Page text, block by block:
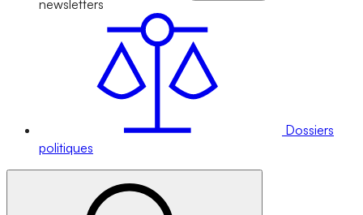
newsletters
Dossiers
politiques